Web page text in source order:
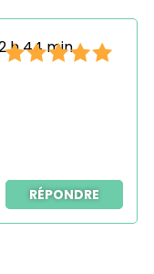
h 44 min
RÉPONDRE